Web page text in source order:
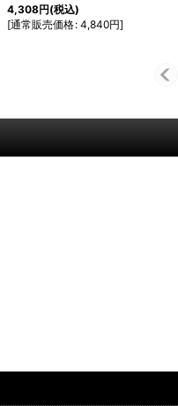
4,308円(税込)
[通常販売価格: 4,840円]